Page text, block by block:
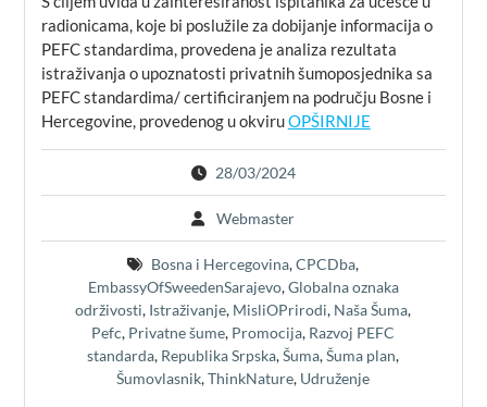
radionicama, koje bi poslužile za dobijanje informacija o
PEFC standardima, provedena je analiza rezultata
istraživanja o upoznatosti privatnih šumoposjednika sa
PEFC standardima/ certificiranjem na području Bosne i
Hercegovine, provedenog u okviruOPŠIRNIJE
28/03/2024
Webmaster
Bosna i Hercegovina,CPCDba,
EmbassyOfSweedenSarajevo,Globalna oznaka
održivosti, Istraživanje, MisliOPrirodi, Naša Šuma,
Pefc, Privatne šume, Promocija, Razvoj PEFC
standarda, Republika Srpska,Šuma,Šuma plan,
Šumovlasnik,ThinkNature, Udruženje